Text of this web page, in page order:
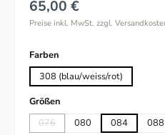
65,00 €
Preise inkl. MwSt. zzgl.
Farbenauswählen
308 (blau/weiss/rot)
Größenauswählen
076(Diese Option ist zurzeit nicht
080 084 088